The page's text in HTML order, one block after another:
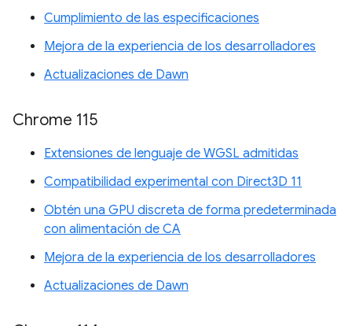
Cumplimiento de las especificaciones
Mejora de la experiencia de los desarrolladores
Actualizaciones de Dawn
Chrome 115
Extensiones de lenguaje de WGSL admitidas
Compatibilidad experimental con Direct3D 11
Obtén una GPU discreta de forma predeterminada
con alimentación de CA
Mejora de la experiencia de los desarrolladores
Actualizaciones de Dawn